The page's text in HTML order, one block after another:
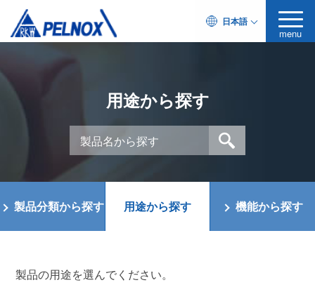
日本語
menu
用途から探す
製品分類から探す 用途から探す 機能から探す
製品の用途を選んでください。